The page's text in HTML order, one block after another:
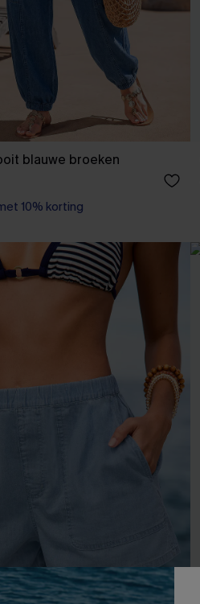
blauwe broeken
10% korting